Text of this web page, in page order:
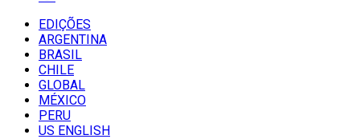
EDIÇÕES
ARGENTINA
BRASIL
CHILE
GLOBAL
MÉXICO
PERU
US ENGLISH